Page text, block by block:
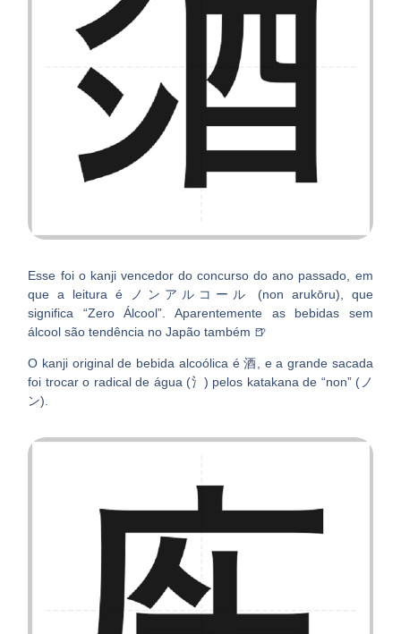
Esse foi o kanji vencedor do concurso do ano passado, em
que a leitura é ノンアルコール (non arukōru), que
significa “Zero Álcool”. Aparentemente as bebidas sem
álcool são tendência no Japão também 🍺
O kanji original de bebida alcoólica é 酒, e a grande sacada
foi trocar o radical de água (氵) pelos katakana de “non” (ノ
ン).